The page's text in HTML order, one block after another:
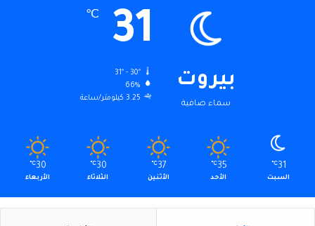
بيروت
سماء صافية
31
℃
31º - 30º
66%
3.25 كيلومتر/ساعة
31
℃
السبت
35
℃
الأحد
37
℃
الأثنين
30
℃
الثلاثاء
30
℃
الأربعاء